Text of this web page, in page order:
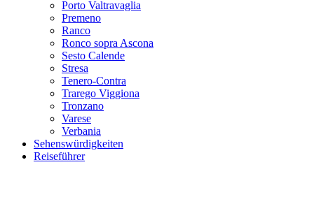
Porto Valtravaglia
Premeno
Ranco
Ronco sopra Ascona
Sesto Calende
Stresa
Tenero-Contra
Trarego Viggiona
Tronzano
Varese
Verbania
Sehenswürdigkeiten
Reiseführer